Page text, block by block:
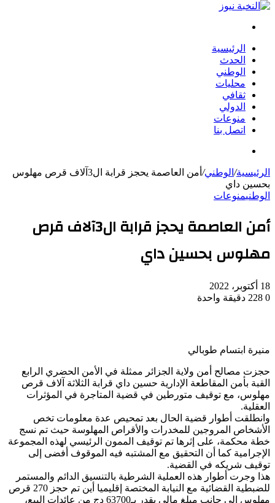
الرئيسية
الحدث
الوطني
محليات
ثقافي
الدولي
منوعات
اتصل بنا
الرئيسية/ الوطني/
أمن العاصمة يحجز قرابة ال3آلاف قرص مهلوس
بحسين داي
الوطنيمنوعات
أمن العاصمة يحجز قرابة ال3آلاف قرص
مهلوس بحسين داي
18 أكتوبر، 2022
0
دقيقة واحدة
منيرة ابتسام طوبالي
حجزت مصالح أمن ولاية الجزائر ممثلة في الأمن الحضري الرابع
القبة بأمن المقاطعة الإدارية حسين داي قرابة الثلاثة آلاف قرص
مهلوس، مع توقيف متورطين في قضية المتاجرة في المؤثرات
العقلية.
وانطلقت أطوار قضية الحال بعد تمحيص عدة معلومات تخص
الأشخاص المروجين للمخدرات والأقراص المهلوسة حيث تم نسج
خطة محكمة، على إثرها تم توقيف الممون الرئيسي لهذه المجموعة
الإجرامية كما أن التحقيق مع المشتبه فيه الموقوف أفضى إلى
توقيف شريكه في القضية.
هذا وجرت أطوار هذه العملية الشرطية بالتنسيق الدائم والمستمر
للضبطية القضائية مع النيابة المختصة إقليميا أين تم حجز 270 قرص
مهلوس إلى جانب مبلغ مالي يقدر بـ63700 دج من عائدات البيع،